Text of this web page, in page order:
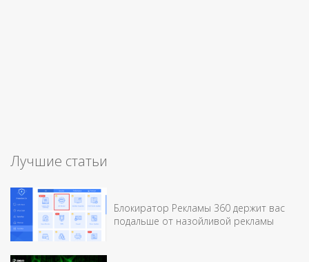
Лучшие статьи
Блокиратор Рекламы 360 держит вас
подальше от назойливой рекламы